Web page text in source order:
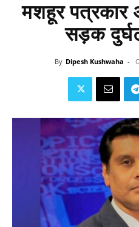
मशहूर पत्रकार
सड़क
By Dipesh Kushwaha -